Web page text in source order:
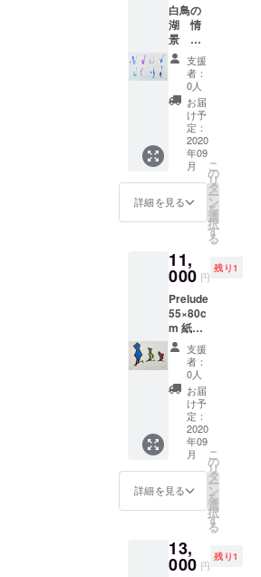
白鳥の
湖 情
景
2018
37×54c
m ベル
リン
フォー
ミング
アーツ
フェス
ティバ
ル展示
作品 紙
にアク
イン
ク、水
彩
支援
者：
0人
お届
け予
定：
2020
年09
月
詳細を見る
こ
の
リ
タ
ー
ン
を
選
択
す
る
11,
000 円
残り1
Prelude
55×80c
m 紙に
アクリ
ル、イ
ンク
支援
者：
0人
お届
け予
定：
2020
年09
月
詳細を見る
こ
の
リ
タ
ー
ン
を
選
択
す
る
13,
000 円
残り1